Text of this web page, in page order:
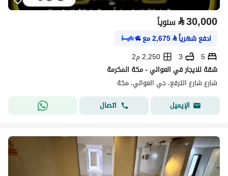
⃁30,000 سنوياً
ادفع شهرياً⃁
2,675مع
5
3
2,250 م2
شقة للايجار في العوالي - مكة المكرمة
شارع شارع الترفع، حي العوالي، مكة
الإيميل
اتصال